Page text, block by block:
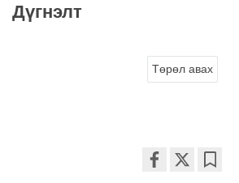
Дүгнэлт
Төрөл авах